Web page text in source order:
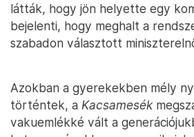
látták, hogy jön helyette egy
bejelenti, hogy meghalt a
szabadon választott
Azokban a gyerekekben mély
történtek, a Kacsamesék
vakuemlékké vált a